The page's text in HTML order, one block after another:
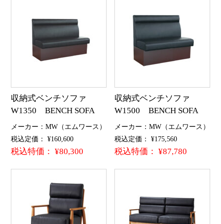
収納式ベンチソファ
W1350 BENCH SOFA
メーカー：MW（エムワース）
税込定価： ¥160,600
税込特価： ¥80,300
収納式ベンチソファ
W1500 BENCH SOFA
メーカー：MW（エムワース）
税込定価： ¥175,560
税込特価： ¥87,780